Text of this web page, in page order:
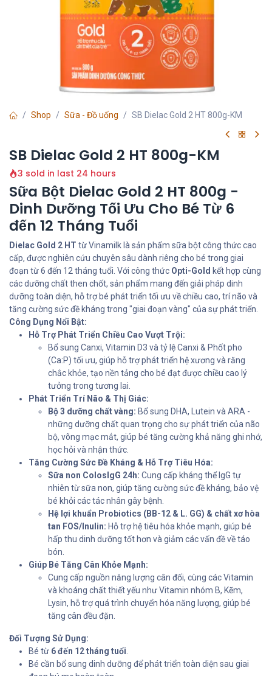
Shop Sữa - Đồ uống SB Dielac Gold 2 HT 800g-KM
SB Dielac Gold 2 HT 800g-KM
3 sold in last 24 hours
Sữa Bột Dielac Gold 2 HT 800g -
Dinh Dưỡng Tối Ưu Cho Bé Từ 6
đến 12 Tháng Tuổi
Dielac Gold 2 HT từ Vinamilk là sản phẩm sữa bột công thức cao
cấp, được nghiên cứu chuyên sâu dành riêng cho bé trong giai
đoạn từ 6 đến 12 tháng tuổi. Với công thức Opti-Gold kết hợp cùng
các dưỡng chất then chốt, sản phẩm mang đến giải pháp dinh
dưỡng toàn diện, hỗ trợ bé phát triển tối ưu về chiều cao, trí não và
tăng cường sức đề kháng trong "giai đoạn vàng" của sự phát triển.
Công Dụng Nổi Bật:
Hỗ Trợ Phát Triển Chiều Cao Vượt Trội:
Bổ sung Canxi, Vitamin D3 và tỷ lệ Canxi & Phốt pho
(Ca:P) tối ưu, giúp hỗ trợ phát triển hệ xương và răng
chắc khỏe, tạo nền tảng cho bé đạt được chiều cao lý
tưởng trong tương lai.
Phát Triển Trí Não & Thị Giác:
Bộ 3 dưỡng chất vàng: Bổ sung DHA, Lutein và ARA -
những dưỡng chất quan trọng cho sự phát triển của não
bộ, võng mạc mắt, giúp bé tăng cường khả năng ghi nhớ,
học hỏi và nhận thức.
Tăng Cường Sức Đề Kháng & Hỗ Trợ Tiêu Hóa:
Sữa non ColosIgG 24h: Cung cấp kháng thể IgG tự
nhiên từ sữa non, giúp tăng cường sức đề kháng, bảo vệ
bé khỏi các tác nhân gây bệnh.
Hệ lợi khuẩn Probiotics (BB-12 & L. GG) & chất xơ hòa
tan FOS/Inulin: Hỗ trợ hệ tiêu hóa khỏe mạnh, giúp bé
hấp thu dinh dưỡng tốt hơn và giảm các vấn đề về táo
bón.
Giúp Bé Tăng Cân Khỏe Mạnh:
Cung cấp nguồn năng lượng cân đối, cùng các Vitamin
và khoáng chất thiết yếu như Vitamin nhóm B, Kẽm,
Lysin, hỗ trợ quá trình chuyển hóa năng lượng, giúp bé
tăng cân đều đặn.
Đối Tượng Sử Dụng:
Bé từ 6 đến 12 tháng tuổi.
Bé cần bổ sung dinh dưỡng để phát triển toàn diện sau giai